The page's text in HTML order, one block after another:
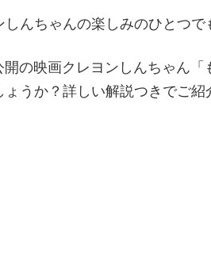
しんちゃんの楽しみのひとつ
開の映画クレヨンしんちゃん
うか？詳しい解説つきでご紹